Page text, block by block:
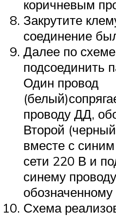
коричневым
Закрутите
соединение
Далее по
подсоединить
Один провод
проводу ДД,
Второй
вместе с
сети 220 В и
синему
обозначенному
Схема